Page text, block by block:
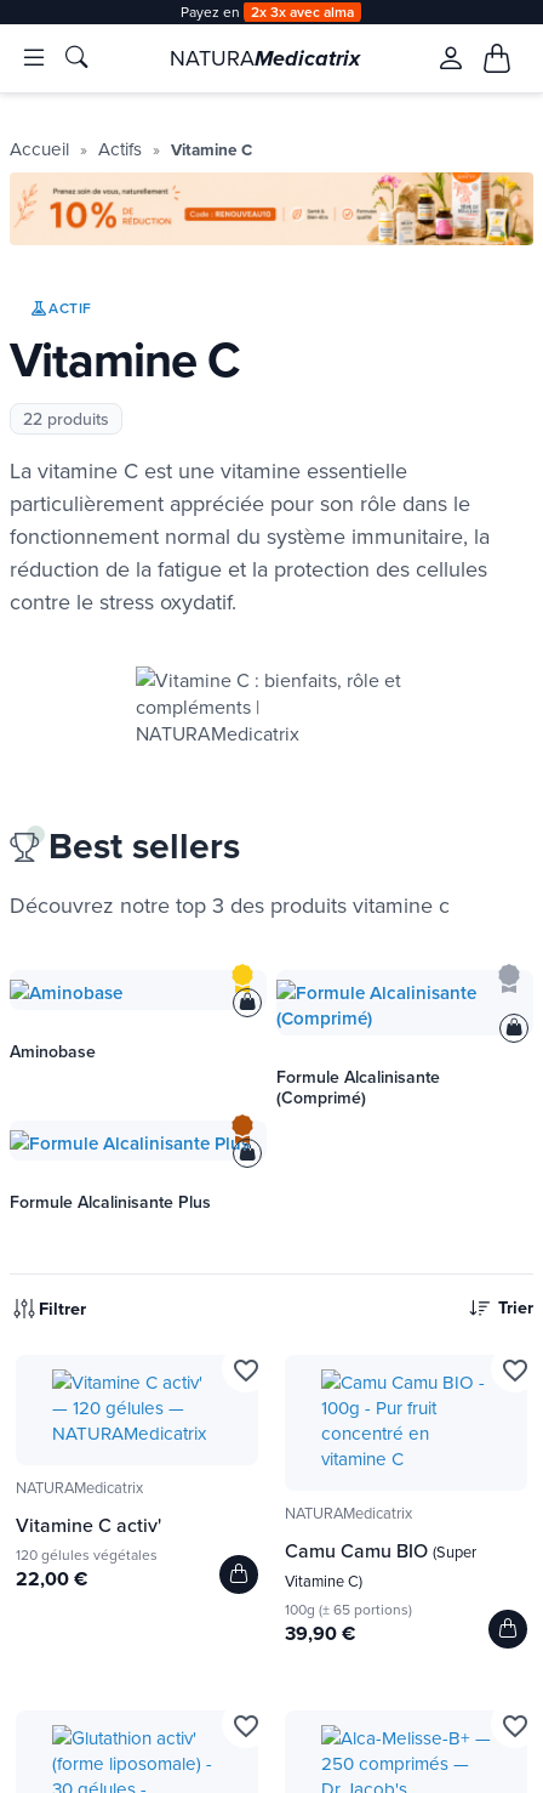
Payez en 2x 3x avec alma
NATURAMedicatrix
Accueil Actifs Vitamine C
ACTIF
Vitamine C
22 produits
La vitamine C est une vitamine essentielle
particulièrement appréciée pour son rôle dans le
fonctionnement normal du système immunitaire, la
réduction de la fatigue et la protection des cellules
contre le stress oxydatif.
Best sellers
Découvrez notre top 3 des produits vitamine c
Aminobase
Formule Alcalinisante
(Comprimé)
Formule Alcalinisante Plus
Filtrer Trier
NATURAMedicatrix
Vitamine C activ'
120 gélules végétales
22,00 €
favorite_border
NATURAMedicatrix
Camu Camu BIO (Super
Vitamine C)
100g (± 65 portions)
39,90 €
favorite_border
favorite_border favorite_border